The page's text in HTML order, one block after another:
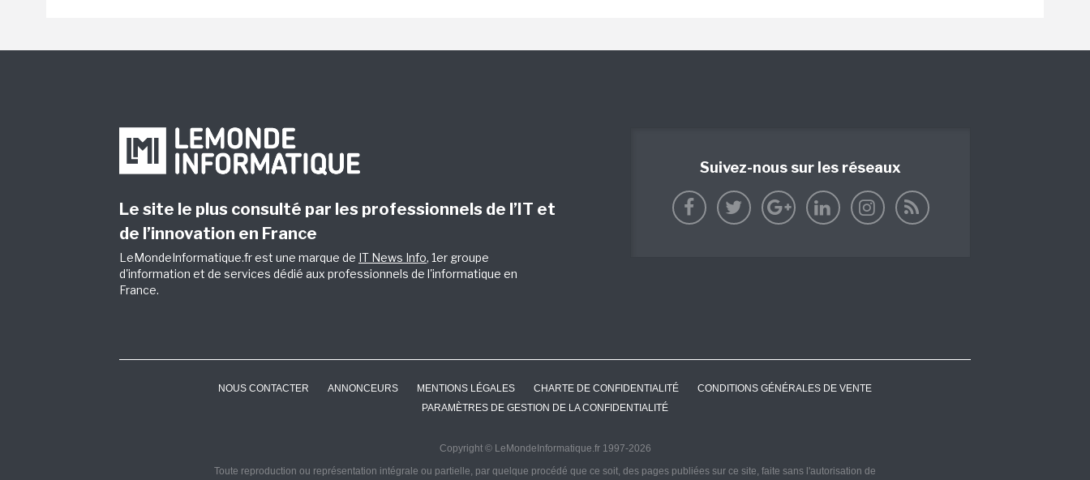
Le site le plus consulté par les professionnels de l’IT et
de l’innovation en France
LeMondeInformatique.fr est une marque de IT News Info, 1er groupe
d'information et de services dédié aux professionnels de l'informatique en
France.
Suivez-nous sur les réseaux
NOUS CONTACTER ANNONCEURS MENTIONS LÉGALES CHARTE DE CONFIDENTIALITÉ
CONDITIONS GÉNÉRALES DE VENTE
PARAMÈTRES DE GESTION DE LA CONFIDENTIALITÉ
Copyright © LeMondeInformatique.fr 1997-2026
Toute reproduction ou représentation intégrale ou partielle, par quelque procédé que ce soit, des pages publiées sur ce site, faite sans l'autorisation de